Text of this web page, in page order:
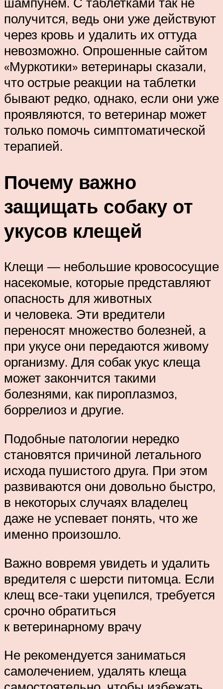
получится, ведь они уже действуют
через кровь и удалить их оттуда
невозможно. Опрошенные сайтом
«Муркотики» ветеринары сказали,
что острые реакции на таблетки
бывают редко, однако, если они уже
проявляются, то ветеринар может
только помочь симптоматической
терапией.
Почему важно
защищать собаку от
укусов клещей
Клещи — небольшие кровососущие
насекомые, которые представляют
опасность для животных
и человека. Эти вредители
переносят множество болезней, а
при укусе они передаются живому
организму. Для собак укус клеща
может закончится такими
болезнями, как пироплазмоз,
боррелиоз и другие.
Подобные патологии нередко
становятся причиной летального
исхода пушистого друга. При этом
развиваются они довольно быстро,
в некоторых случаях владелец
даже не успевает понять, что же
именно произошло.
Важно вовремя увидеть и удалить
вредителя с шерсти питомца. Если
клещ все-таки уцепился, требуется
срочно обратиться
к ветеринарному врачу
Не рекомендуется заниматься
самолечением, удалять клеща